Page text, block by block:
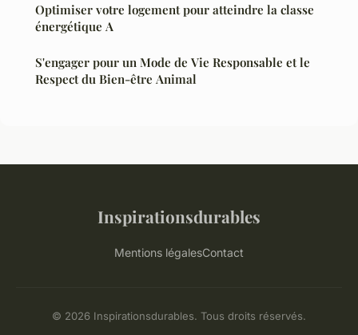
Optimiser votre logement pour atteindre la classe
énergétique A
S'engager pour un Mode de Vie Responsable et le
Respect du Bien-être Animal
Inspirationsdurables
Mentions légalesContact
© 2026 Inspirationsdurables. Tous droits réservés.